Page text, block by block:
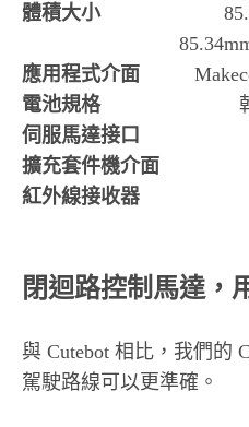
體積大小
應用程式介面
電池規格
伺服馬達接口
擴充套件機介面
紅外線接收器
閉迴路控制馬達，
與 Cutebot 相比，我們的
駕駛路線可以更準確。